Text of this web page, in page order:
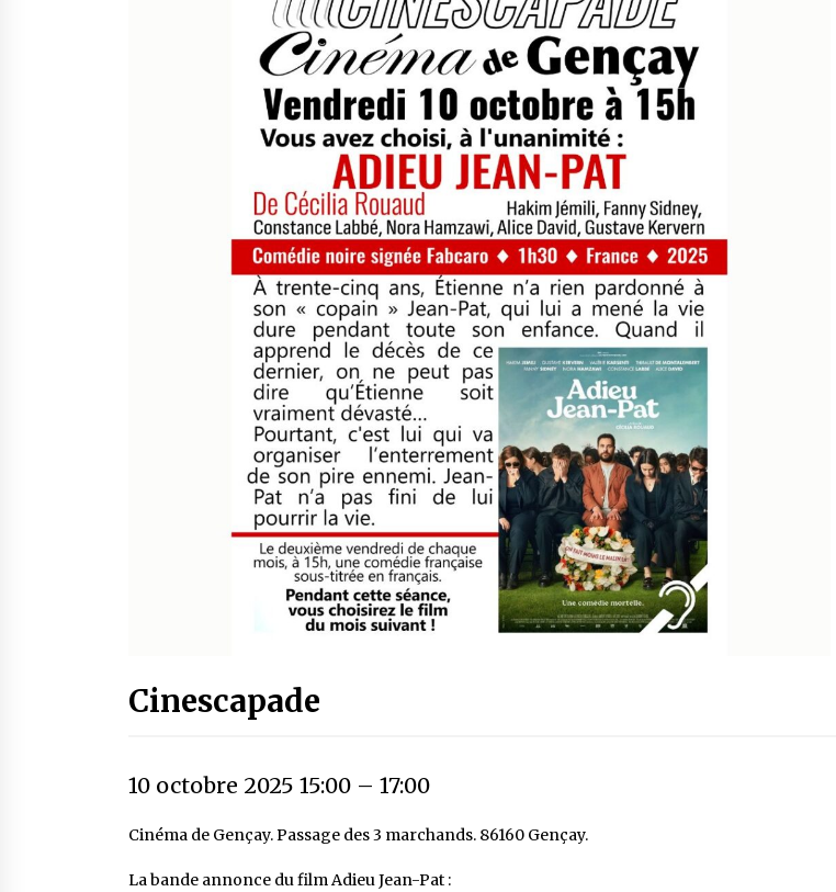
Cinescapade
10 octobre 2025 15:00 – 17:00
Cinéma de Gençay. Passage des 3 marchands. 86160 Gençay.
La bande annonce du film Adieu Jean-Pat :